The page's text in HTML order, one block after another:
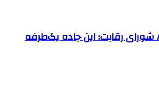
مصوبه ۸۵۶ شورای رقابت؛ این جاده یک‌طرفه